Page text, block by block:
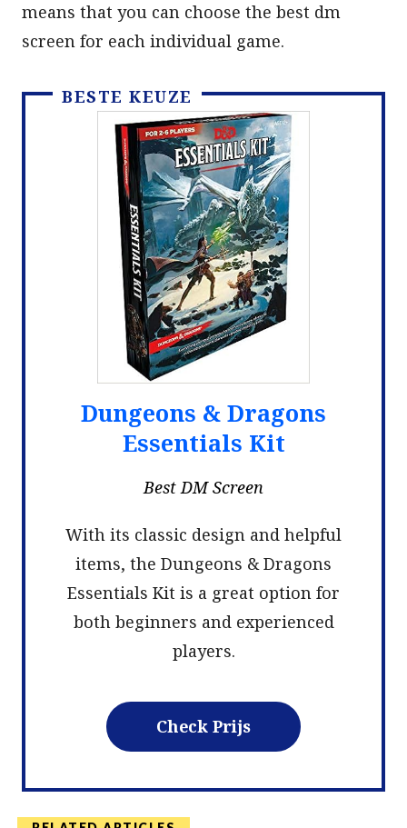
means that you can choose the best dm
screen for each individual game.
BESTE KEUZE
Dungeons & Dragons
Essentials Kit
Best DM Screen
With its classic design and helpful
items, the Dungeons & Dragons
Essentials Kit is a great option for
both beginners and experienced
players.
Check Prijs